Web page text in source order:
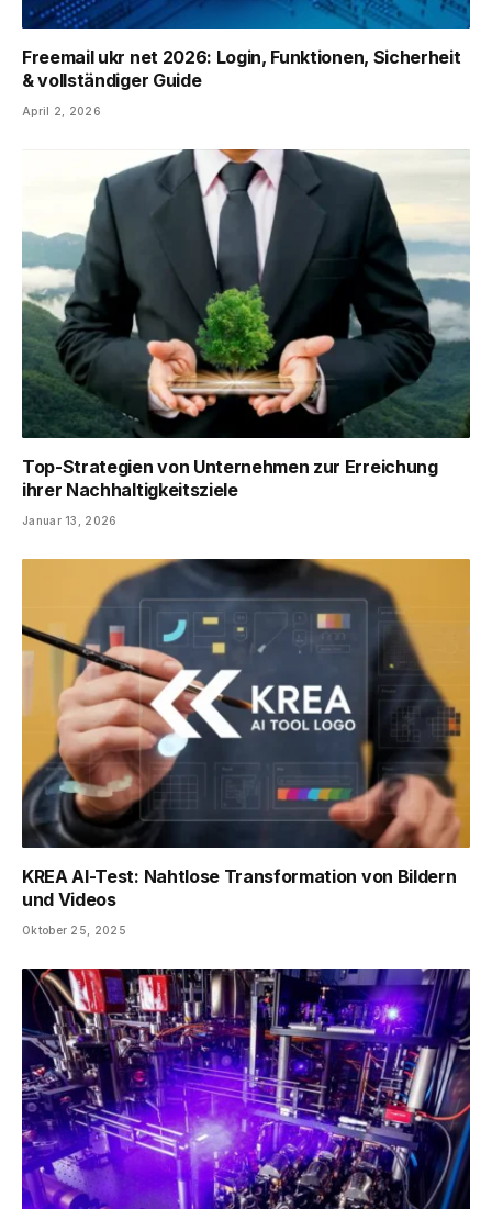
Freemail ukr net 2026: Login, Funktionen, Sicherheit
& vollständiger Guide
April 2, 2026
Top-Strategien von Unternehmen zur Erreichung
ihrer Nachhaltigkeitsziele
Januar 13, 2026
KREA AI-Test: Nahtlose Transformation von Bildern
und Videos
Oktober 25, 2025